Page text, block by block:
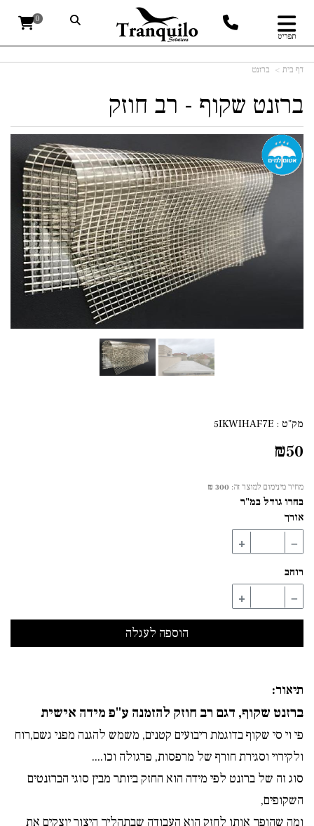
תפריט
0
דף בית ברזנט
ברזנט שקוף - רב חוזק
מק"ט : 5IKWIHAF7E
₪50
מחיר מינימום למוצר זה: 300 ₪
בחרו גודל במ"ר
אורך
−
+
רוחב
−
+
תיאור:
ברזנט שקוף, דגם רב חוזק להזמנה ע"פ מידה אישית
פי וי סי שקוף בדוגמת ריבועים קטנים, משמש להגנה מפני גשם,רוח
ולקירוי וסגירת חורף של מרפסות, פרגולה וכו....
סוג זה של ברזנט לפי מידה הוא החזק ביותר מבין סוגי הברזנטים
השקופים,
ומה שהופך אותו לחזק הוא העבודה שבתהליך היצור יוצקים את